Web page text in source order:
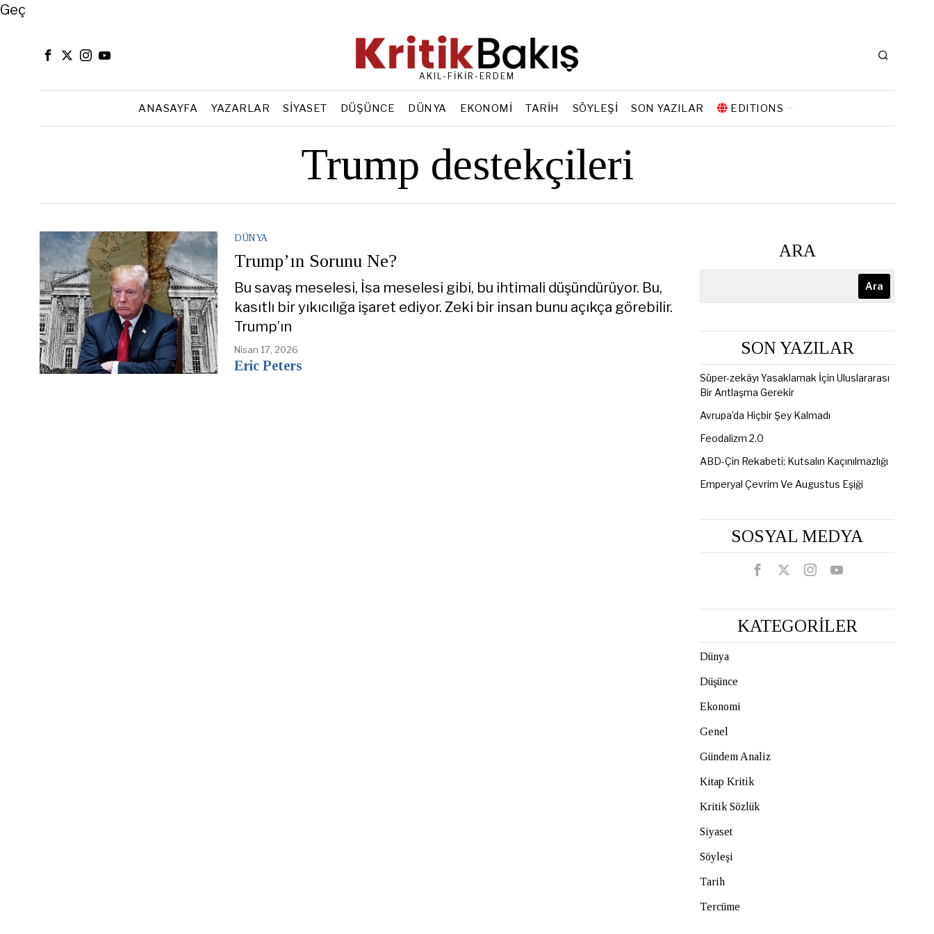
Close
Geç
AKIL-FİKİR-ERDEM
ANASAYFA YAZARLAR SIYASET DÜŞÜNCE DÜNYA EKONOMI TARIH SÖYLEŞI SON YAZILAR EDITIONS
Trump destekçileri
DÜNYA
Trump’ın Sorunu Ne?
Bu savaş meselesi, İsa meselesi gibi, bu ihtimali düşündürüyor. Bu,
kasıtlı bir yıkıcılığa işaret ediyor. Zeki bir insan bunu açıkça görebilir.
Trump’ın
Nisan 17, 2026
Eric Peters
ARA
Ara
SON YAZILAR
Süper-zekâyı Yasaklamak İçin Uluslararası
Bir Antlaşma Gerekir
Avrupa’da Hiçbir Şey Kalmadı
Feodalizm 2.0
ABD-Çin Rekabeti; Kutsalın Kaçınılmazlığı
Emperyal Çevrim Ve Augustus Eşiği
SOSYAL MEDYA
KATEGORİLER
Dünya
Düşünce
Ekonomi
Genel
Gündem Analiz
Kitap Kritik
Kritik Sözlük
Siyaset
Söyleşi
Tarih
Tercüme